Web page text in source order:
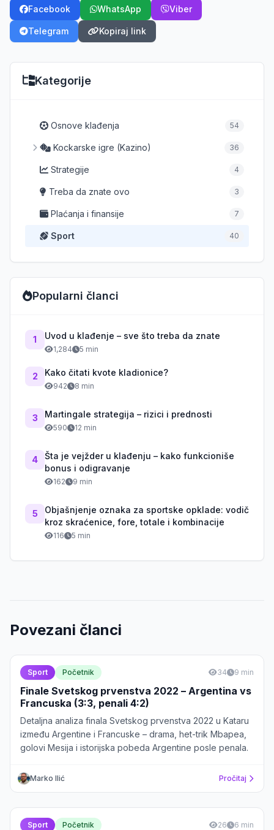
Facebook WhatsApp Viber
Telegram Kopiraj link
Kategorije
Osnove klađenja 54
Kockarske igre (Kazino) 36
Strategije 4
Treba da znate ovo 3
Plaćanja i finansije 7
Sport 40
Popularni članci
1 Uvod u klađenje – sve što treba da znate
1,284 5 min
2 Kako čitati kvote kladionice?
942 8 min
3 Martingale strategija – rizici i prednosti
590 12 min
4
Šta je vejžder u klađenju – kako funkcioniše
bonus i odigravanje
162 9 min
5
Objašnjenje oznaka za sportske opklade: vodič
kroz skraćenice, fore, totale i kombinacije
116 5 min
Povezani članci
Sport Početnik 34 9 min
Finale Svetskog prvenstva 2022 – Argentina vs
Francuska (3:3, penali 4:2)
Detaljna analiza finala Svetskog prvenstva 2022 u Kataru
između Argentine i Francuske – drama, het-trik Mbapea,
golovi Mesija i istorijska pobeda Argentine posle penala.
Marko Ilić Pročitaj
Sport Početnik 26 6 min